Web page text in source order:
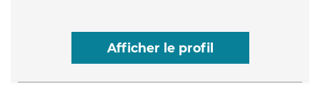
Afficher le profil